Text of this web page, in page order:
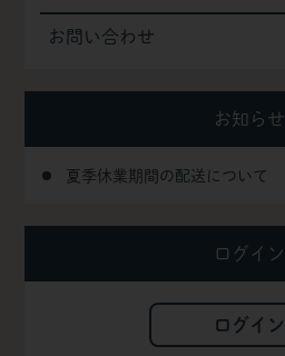
お問い合わせ
お知らせ
夏季休業期間の配送について
ログイン
ログイン